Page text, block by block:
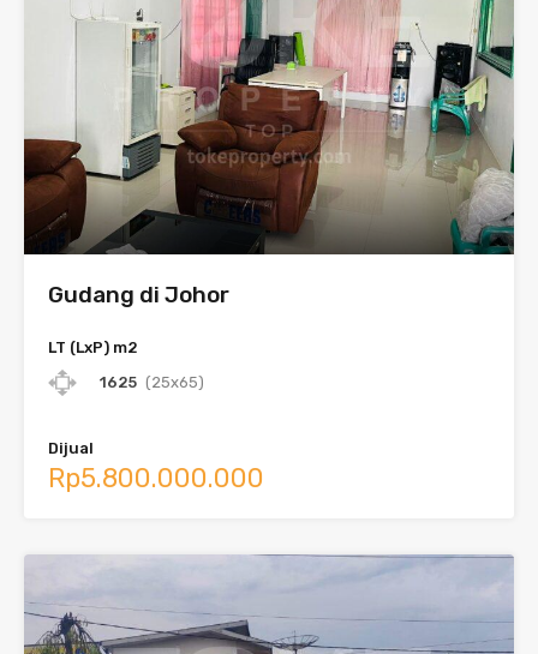
Gudang di Johor
LT (LxP) m2
1625 (25x65)
Dijual
Rp5.800.000.000